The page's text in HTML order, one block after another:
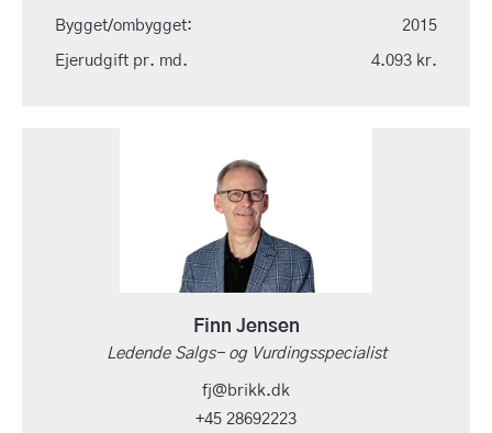
Bygget/ombygget: 2015
Ejerudgift pr. md. 4.093 kr.
Finn Jensen
Ledende Salgs- og Vurdingsspecialist
fj@brikk.dk
+45 28692223